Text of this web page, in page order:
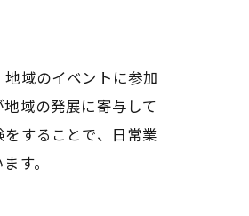
域のイベントに参加
域の発展に寄与して
することで、日常業
す。